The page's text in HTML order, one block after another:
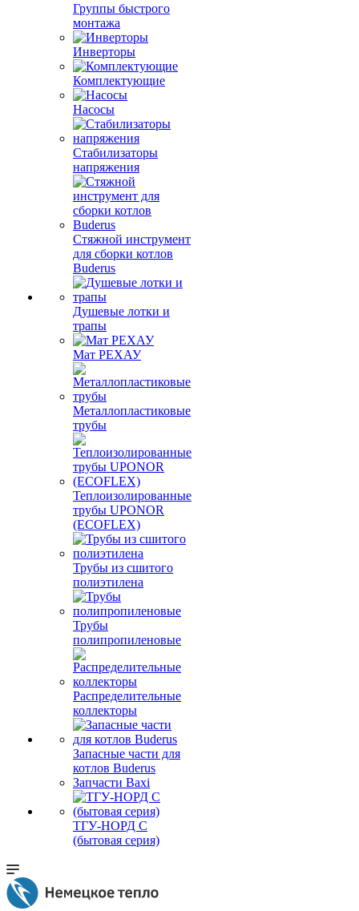
Группы быстрого
монтажа
Инверторы
Комплектующие
Насосы
Стабилизаторы
напряжения
Стяжной инструмент
для сборки котлов
Buderus
Душевые лотки и
трапы
Мат РЕХАУ
Металлопластиковые
трубы
Теплоизолированные
трубы UPONOR
(ECOFLEX)
Трубы из сшитого
полиэтилена
Трубы
полипропиленовые
Распределительные
коллекторы
Запасные части для
котлов Buderus
Запчасти Baxi
ТГУ-НОРД С
(бытовая серия)